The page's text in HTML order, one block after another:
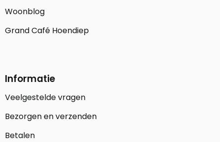
Woonblog
Grand Café Hoendiep
Informatie
Veelgestelde vragen
Bezorgen en verzenden
Betalen